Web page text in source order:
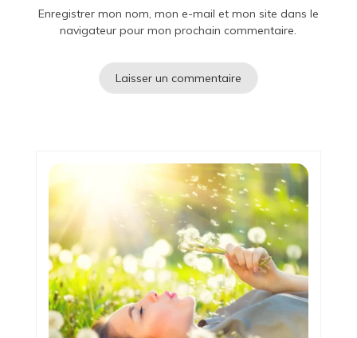
Enregistrer mon nom, mon e-mail et mon site dans le
navigateur pour mon prochain commentaire.